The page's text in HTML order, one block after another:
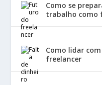
Como se
trabalho como
Como lidar
freelancer